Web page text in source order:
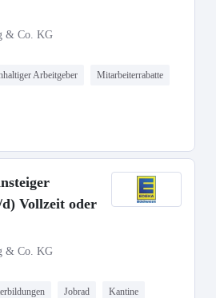
& Co. KG
Arbeitgeber Mitarbeiterrabatte
Vollzeit oder
& Co. KG
Jobrad Kantine